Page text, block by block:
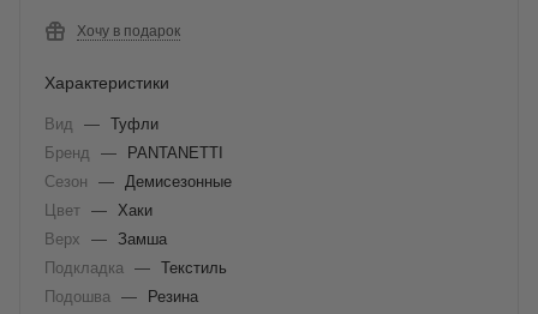
Хочу в подарок
Характеристики
Вид — Туфли
Бренд
—
PANTANETTI
Сезон
—
Демисезонные
Цвет —
Хаки
Верх
— Замша
Подкладка
— Текстиль
Подошва
— Резина